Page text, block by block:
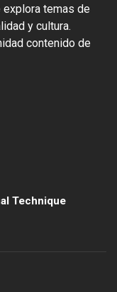
explora temas de
y cultura.
contenido de
Technique